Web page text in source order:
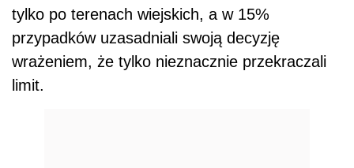
tylko po terenach wiejskich, a w 15%
przypadków uzasadniali swoją decyzję
wrażeniem, że tylko nieznacznie przekraczali
limit.